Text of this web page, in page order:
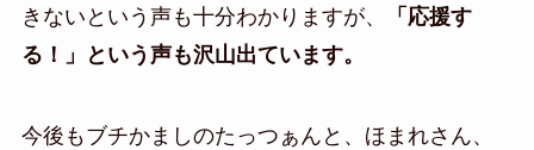
きないという声も十分わかりますが、
「応援す
る！」という声も沢山出ています。
今後もブチかましのたっつぁんと、ほまれさん、